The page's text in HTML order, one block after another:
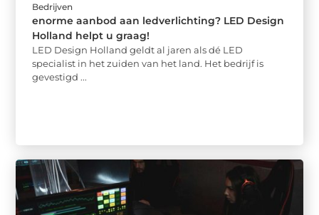
Bedrijven
enorme aanbod aan ledverlichting? LED Design
Holland helpt u graag!
LED Design Holland geldt al jaren als dé LED
specialist in het zuiden van het land. Het bedrijf is
gevestigd ...